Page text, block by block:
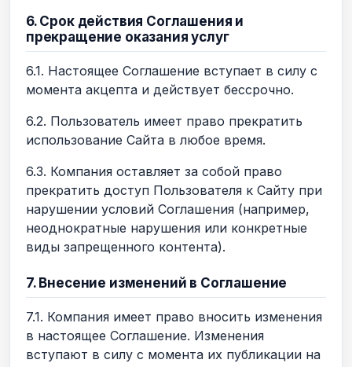
6. Срок действия Соглашения и
прекращение оказания услуг
6.1. Настоящее Соглашение вступает в силу с
момента акцепта и действует бессрочно.
6.2. Пользователь имеет право прекратить
использование Сайта в любое время.
6.3. Компания оставляет за собой право
прекратить доступ Пользователя к Сайту при
нарушении условий Соглашения (например,
неоднократные нарушения или конкретные
виды запрещенного контента).
7. Внесение изменений в Соглашение
7.1. Компания имеет право вносить изменения
в настоящее Соглашение. Изменения
вступают в силу с момента их публикации на